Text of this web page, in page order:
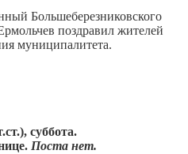
Большеберезниковского
поздравил жителей
муниципалитета.
суббота.
Поста нет.